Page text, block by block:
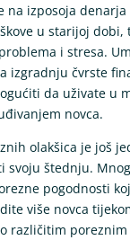
na izposoja denarja
u starijoj dobi,
i stresa.
izgradnju čvrste
da uživate u
novca.
olakšica je još
svoju štednju.
pogodnosti
više novca
različitim poreznim